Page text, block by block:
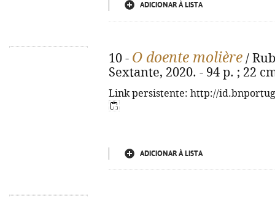
ADICIONAR À LISTA
10 - O doente molière /
Sextante, 2020. - 94 p. ; 22
Link persistente: http://
ADICIONAR À LISTA